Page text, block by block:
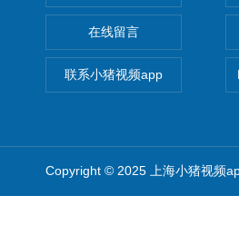
在线留言
联系小猪视频app
Copyright © 2025 上海小猪视频